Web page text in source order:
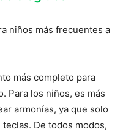
niños más frecuentes a
más completo para
Para los niños, es más
armonías, ya que solo
De todos modos,